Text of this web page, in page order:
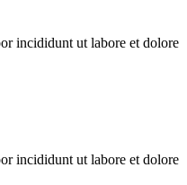
incididunt ut labore et dolore
incididunt ut labore et dolore